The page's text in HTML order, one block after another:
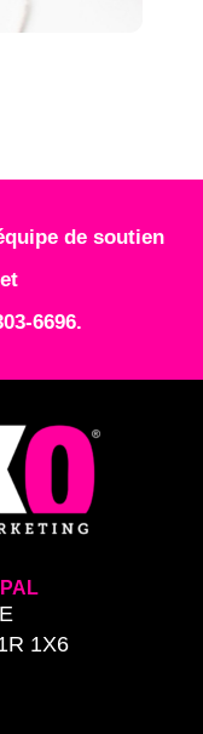
de soutien
6696.
1X6